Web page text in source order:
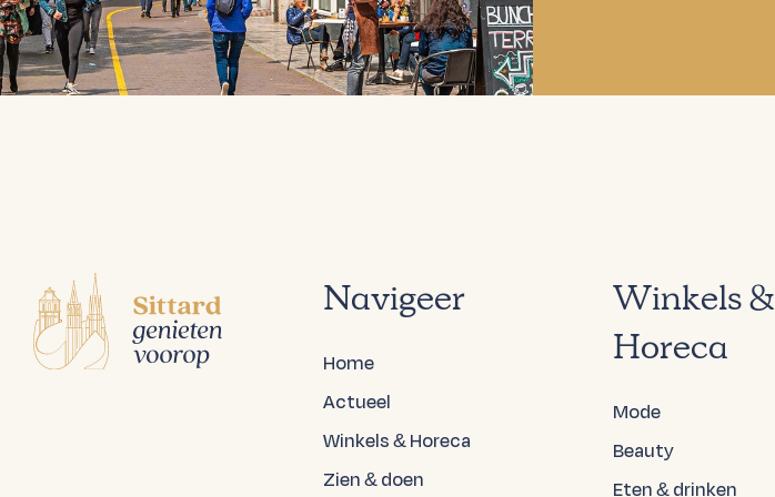
Navigeer
Home
Actueel
Winkels & Horeca
Zien & doen
Winkels &
Horeca
Mode
Beauty
Eten & drinken